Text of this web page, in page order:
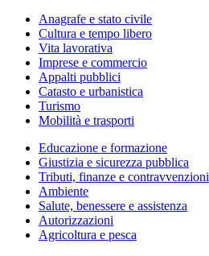
Anagrafe e stato civile
Cultura e tempo libero
Vita lavorativa
Imprese e commercio
Appalti pubblici
Catasto e urbanistica
Turismo
Mobilità e trasporti
Educazione e formazione
Giustizia e sicurezza pubblica
Tributi, finanze e contravvenzioni
Ambiente
Salute, benessere e assistenza
Autorizzazioni
Agricoltura e pesca